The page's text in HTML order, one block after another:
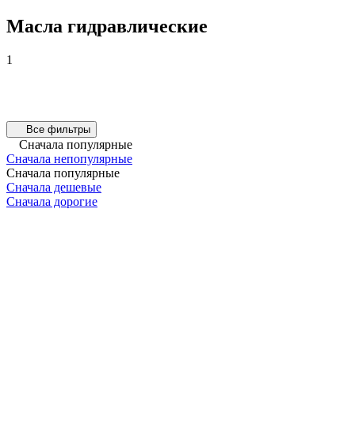
Масла гидравлические
1
Все фильтры
Сначала популярные
Сначала непопулярные
Сначала популярные
Сначала дешевые
Сначала дорогие